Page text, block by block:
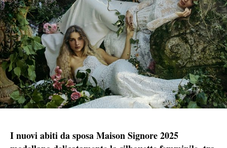
I nuovi abiti da sposa Maison Signore 2025